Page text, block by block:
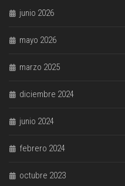
junio 2026
mayo 2026
marzo 2025
diciembre 2024
junio 2024
febrero 2024
octubre 2023